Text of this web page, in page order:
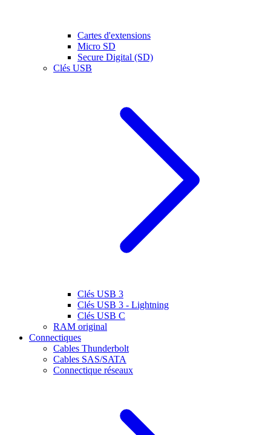
Cartes d'extensions
Micro SD
Secure Digital (SD)
Clés USB
Clés USB 3
Clés USB 3 - Lightning
Clés USB C
RAM original
Connectiques
Cables Thunderbolt
Cables SAS/SATA
Connectique réseaux